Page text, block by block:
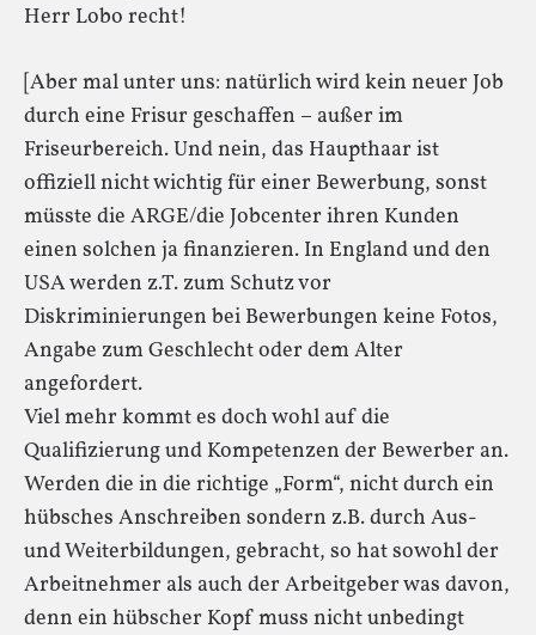
Herr Lobo recht!
[Aber mal unter uns: natürlich wird kein neuer Job
durch eine Frisur geschaffen – außer im
Friseurbereich. Und nein, das Haupthaar ist
offiziell nicht wichtig für einer Bewerbung, sonst
müsste die ARGE/die Jobcenter ihren Kunden
einen solchen ja finanzieren. In England und den
USA werden z.T. zum Schutz vor
Diskriminierungen bei Bewerbungen keine Fotos,
Angabe zum Geschlecht oder dem Alter
angefordert.
Viel mehr kommt es doch wohl auf die
Qualifizierung und Kompetenzen der Bewerber an.
Werden die in die richtige „Form“, nicht durch ein
hübsches Anschreiben sondern z.B. durch Aus-
und Weiterbildungen, gebracht, so hat sowohl der
Arbeitnehmer als auch der Arbeitgeber was davon,
denn ein hübscher Kopf muss nicht unbedingt